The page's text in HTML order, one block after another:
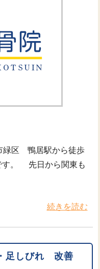
緑区 鴨居駅から徒歩
。 先日から関東も
続きを読む
足しびれ 改善